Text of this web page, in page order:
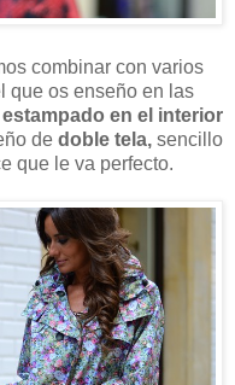
combinar con varios
que os enseño en las
estampado en el interior
de doble tela, sencillo
que le va perfecto.